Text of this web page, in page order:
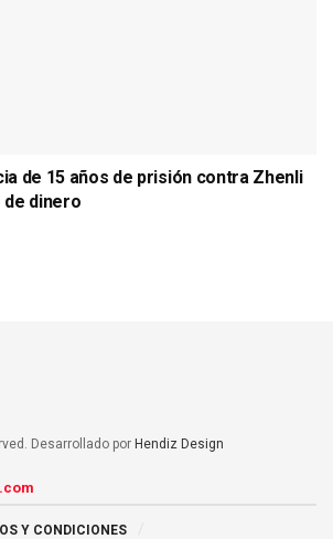
de 15 años de prisión contra Zhenli
de dinero
Desarrollado por Hendiz Design
Y CONDICIONES